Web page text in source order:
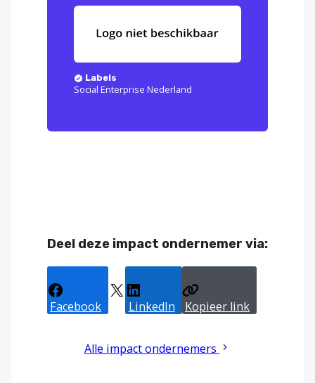
Labels
Social Enterprise Nederland
Deel deze impact ondernemer via:
Facebook LinkedIn Kopieer link
Alle impact ondernemers